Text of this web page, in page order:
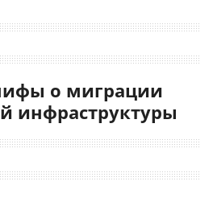
о миграции
инфраструктуры